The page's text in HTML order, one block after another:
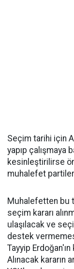
Seçim tarihi için
yapıp çalışmaya
kesinleştirilirse
muhalefet
Muhalefetten bu
seçim kararı
ulaşılacak ve
destek
Tayyip
Alınacak kararın